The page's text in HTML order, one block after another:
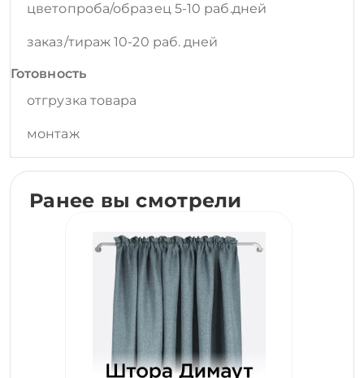
цветопроба/образец 5-10 раб.дней
заказ/тираж 10-20 раб. дней
Готовность
отгрузка товара
монтаж
Ранее вы смотрели